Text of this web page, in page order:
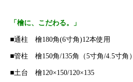
「檜に、こだわる。」
■通柱 檜180角(6寸角)12本使用
■管柱 檜150角/135角（5寸角/4.5寸角）
■土台 檜120×150/120×135